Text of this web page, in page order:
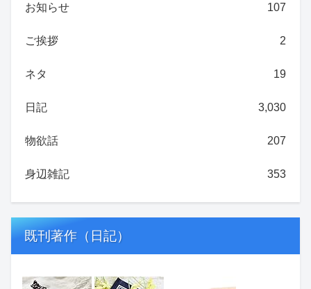
お知らせ 107
ご挨拶 2
ネタ 19
日記 3,030
物欲話 207
身辺雑記 353
既刊著作（日記）